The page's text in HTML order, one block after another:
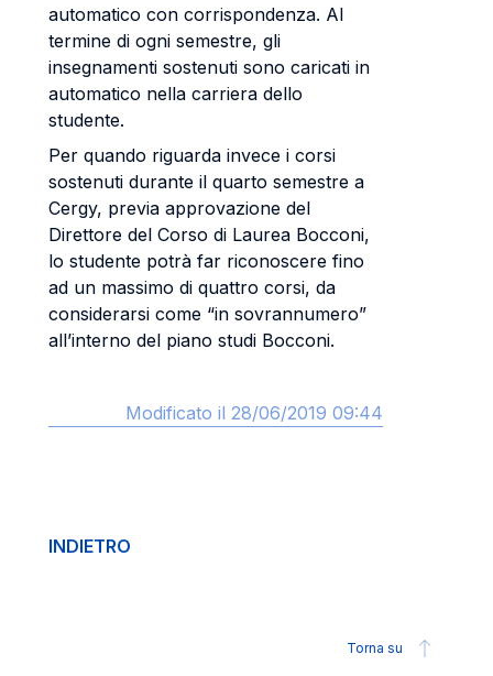
automatico con corrispondenza. Al
termine di ogni semestre, gli
insegnamenti sostenuti sono caricati in
automatico nella carriera dello
studente.
Per quando riguarda invece i corsi
sostenuti durante il quarto semestre a
Cergy, previa approvazione del
Direttore del Corso di Laurea Bocconi,
lo studente potrà far riconoscere fino
ad un massimo di quattro corsi, da
considerarsi come “in sovrannumero”
all’interno del piano studi Bocconi.
Modificato il 28/06/2019 09:44
INDIETRO
Torna su